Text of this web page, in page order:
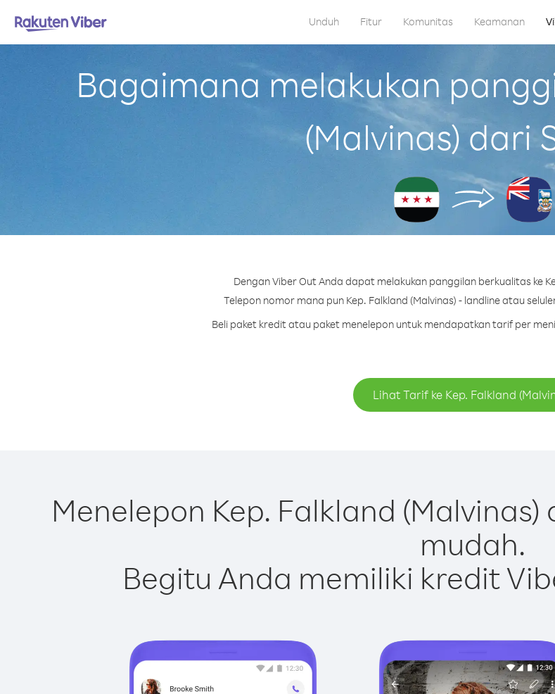
Unduh Fitur Komunitas Keamanan
Bagaimana melakukan
(Malvinas) dari
Dengan Viber Out Anda dapat melakukan panggilan berkualitas ke
Telepon nomor mana pun Kep. Falkland (Malvinas) - landline atau
Beli paket kredit atau paket menelepon untuk mendapatkan tarif per
Lihat Tarif ke Kep. Falkland
Menelepon Kep. Falkland
mudah.
Begitu Anda memiliki kredit